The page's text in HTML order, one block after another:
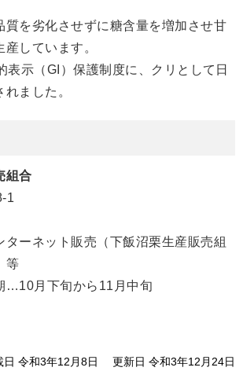
質を劣化させずに糖含量を増加させ甘
しています。
表示（GI）保護制度に、クリとして日
ました。
組合
1
ーネット販売（下飯沼栗生産販売組
等
…10月下旬から11月中旬
日 令和3年12月8日 更新日 令和3年12月24日